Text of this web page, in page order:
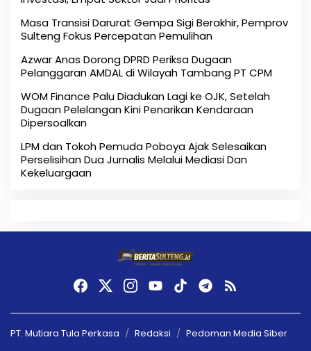
Masa Transisi Darurat Gempa Sigi Berakhir, Pemprov
Sulteng Fokus Percepatan Pemulihan
Azwar Anas Dorong DPRD Periksa Dugaan
Pelanggaran AMDAL di Wilayah Tambang PT CPM
‎WOM Finance Palu Diadukan Lagi ke OJK, Setelah
Dugaan Pelelangan Kini Penarikan Kendaraan
Dipersoalkan ‎
LPM dan Tokoh Pemuda Poboya Ajak Selesaikan
Perselisihan Dua Jurnalis Melalui Mediasi Dan
Kekeluargaan
PT. Mutiara Tula Perkasa Redaksi Pedoman Media Siber